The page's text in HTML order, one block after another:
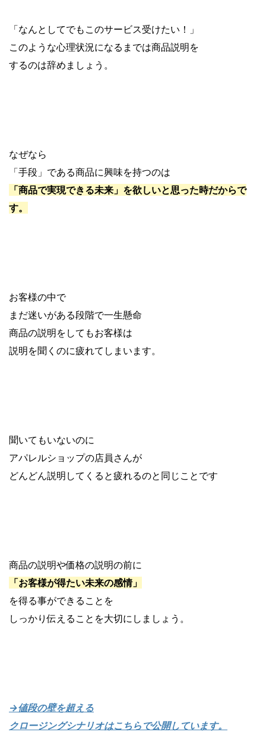
「なんとしてでもこのサービス受けたい！」
このような心理状況になるまでは商品説明を
するのは辞めましょう。
なぜなら
「手段」である商品に興味を持つのは
「商品で実現できる未来」を欲しいと思った時だからで
す。
お客様の中で
まだ迷いがある段階で一生懸命
商品の説明をしてもお客様は
説明を聞くのに疲れてしまいます。
聞いてもいないのに
アパレルショップの店員さんが
どんどん説明してくると疲れるのと同じことです
商品の説明や価格の説明の前に
「お客様が得たい未来の感情」
を得る事ができることを
しっかり伝えることを大切にしましょう。
→値段の壁を超える
クロージングシナリオはこちらで公開しています。